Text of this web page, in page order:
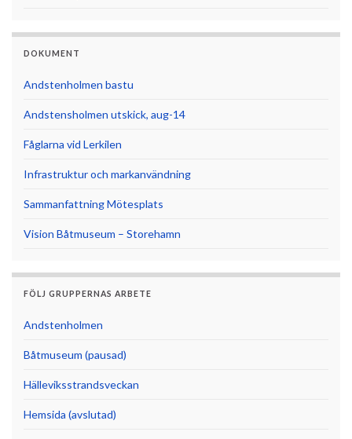
DOKUMENT
Andstenholmen bastu
Andstensholmen utskick, aug-14
Fåglarna vid Lerkilen
Infrastruktur och markanvändning
Sammanfattning Mötesplats
Vision Båtmuseum – Storehamn
FÖLJ GRUPPERNAS ARBETE
Andstenholmen
Båtmuseum (pausad)
Hälleviksstrandsveckan
Hemsida (avslutad)